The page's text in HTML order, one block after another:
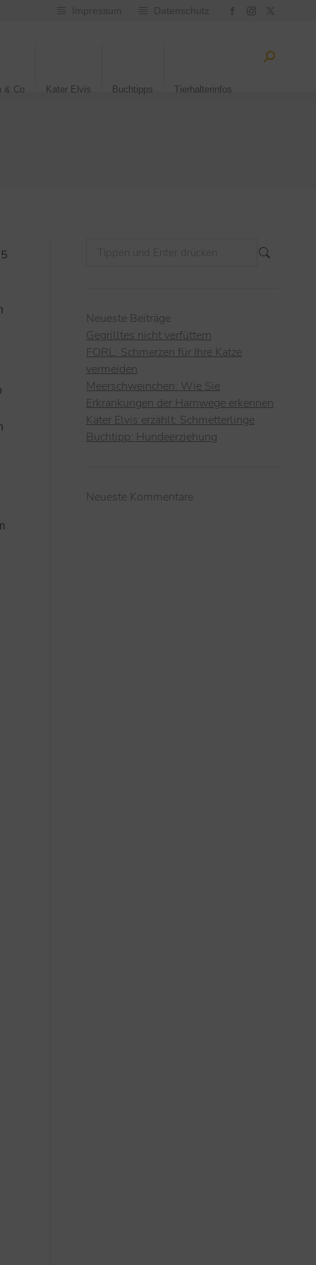
Impressum Datenschutz
& Co
Kater Elvis Buchtipps Tierhalterinfos
Neueste Beiträge
Gegrilltes nicht verfüttern
FORL: Schmerzen für Ihre Katze
vermeiden
Meerschweinchen: Wie Sie
Erkrankungen der Harnwege erkennen
Kater Elvis erzählt: Schmetterlinge
Buchtipp: Hundeerziehung
Neueste Kommentare